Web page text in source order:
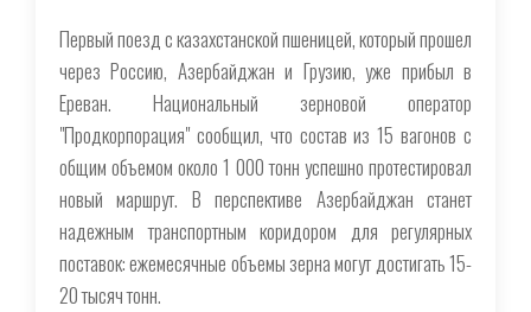
Первый поезд с казахстанской пшеницей, который прошел
через Россию, Азербайджан и Грузию, уже прибыл в
Ереван. Национальный зерновой оператор
"Продкорпорация" сообщил, что состав из 15 вагонов с
общим объемом около 1 000 тонн успешно протестировал
новый маршрут. В перспективе Азербайджан станет
надежным транспортным коридором для регулярных
поставок: ежемесячные объемы зерна могут достигать 15-
20 тысяч тонн.